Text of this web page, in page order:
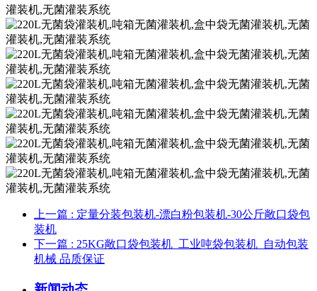
上一篇 : 定量分装包装机-漂白粉包装机-30公斤敞口袋包
装机
下一篇 : 25KG敞口袋包装机_工业吨袋包装机_自动包装
机械 品质保证